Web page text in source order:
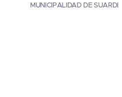
MUNICIPALIDAD DE SUARDI